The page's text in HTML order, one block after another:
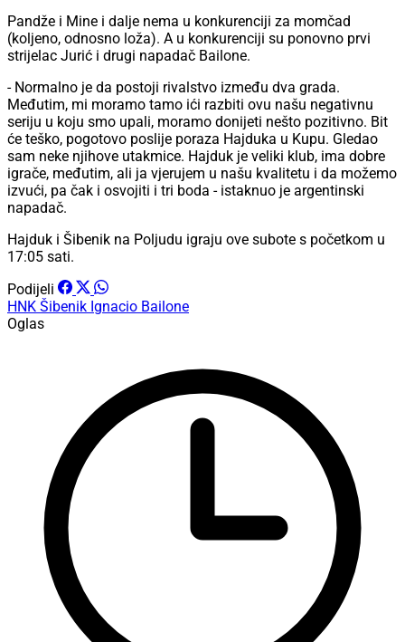
Pandže i Mine i dalje nema u konkurenciji za momčad
(koljeno, odnosno loža). A u konkurenciji su ponovno prvi
strijelac Jurić i drugi napadač Bailone.
- Normalno je da postoji rivalstvo između dva grada.
Međutim, mi moramo tamo ići razbiti ovu našu negativnu
seriju u koju smo upali, moramo donijeti nešto pozitivno. Bit
će teško, pogotovo poslije poraza Hajduka u Kupu. Gledao
sam neke njihove utakmice. Hajduk je veliki klub, ima dobre
igrače, međutim, ali ja vjerujem u našu kvalitetu i da možemo
izvući, pa čak i osvojiti i tri boda - istaknuo je argentinski
napadač.
Hajduk i Šibenik na Poljudu igraju ove subote s početkom u
17:05 sati.
Podijeli
HNK Šibenik Ignacio Bailone
Oglas